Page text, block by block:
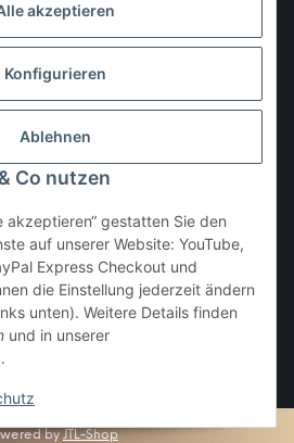
widerrufen
byJTL-Shop
akzeptieren
Konfigurieren
Ablehnen
Co nutzen
akzeptieren“ gestatten Sie den
auf unserer Website: YouTube,
Express Checkout und
die Einstellung jederzeit ändern
unten). Weitere Details finden
und in unserer
.